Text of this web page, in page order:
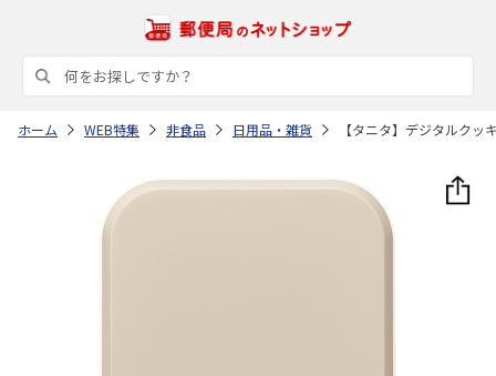
ホーム WEB特集 非食品 日用品・雑貨 【タニタ】デジタルク